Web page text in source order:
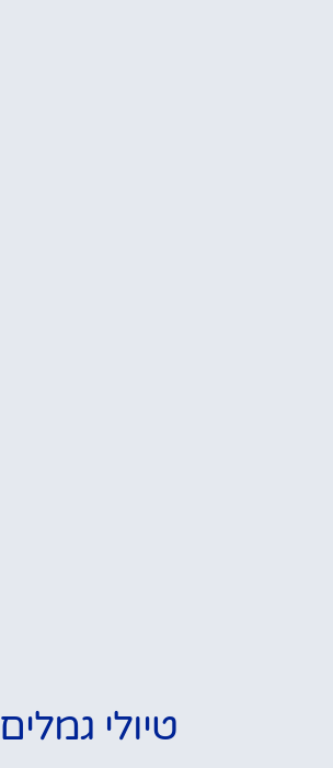
טיולי גמלים